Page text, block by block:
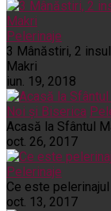
Pelerinaje
3 Mânăstiri, 2
Makri
iun. 19, 2018
Noi și Biserica
Acasă la Sfântul
oct. 26, 2017
Pelerinaje
Ce este
oct. 13, 2017